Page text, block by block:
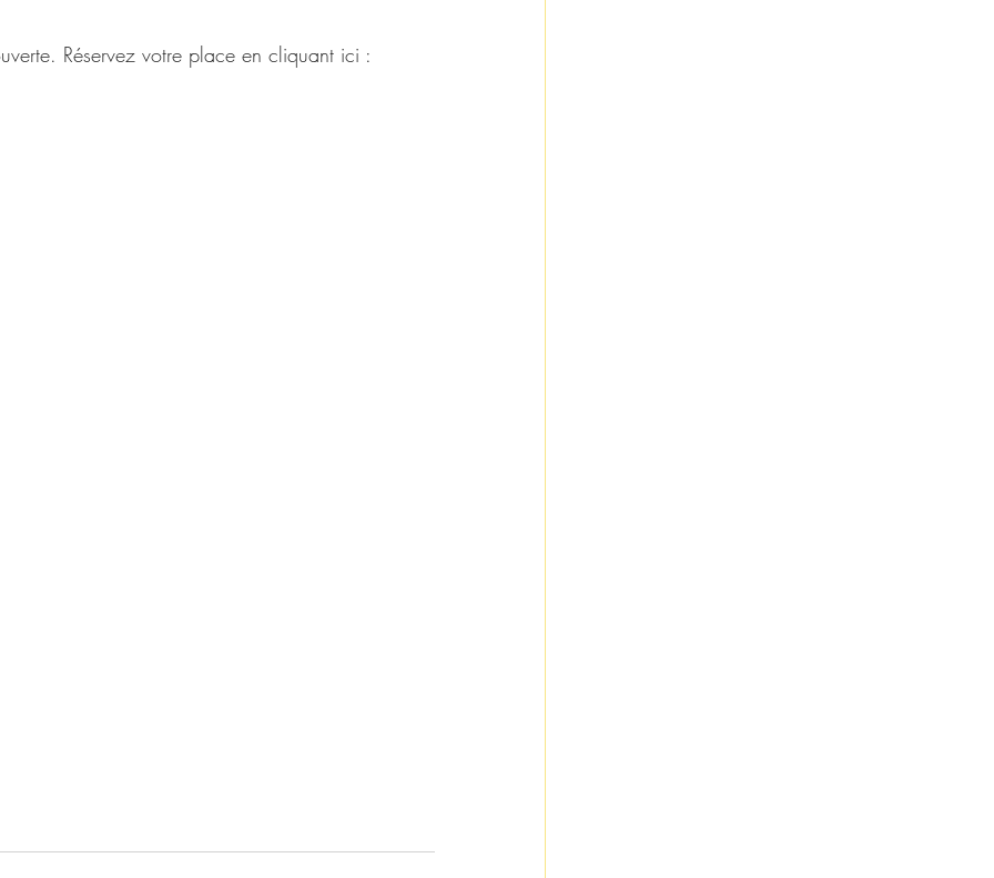
Réservez votre place en cliquant ici :